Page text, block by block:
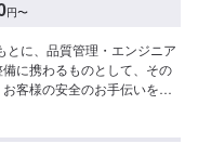
円〜
に、品質管理・エンジニア
に携わるものとして、その
客様の安全のお手伝いをさ
納期は通常2日～3日程度で